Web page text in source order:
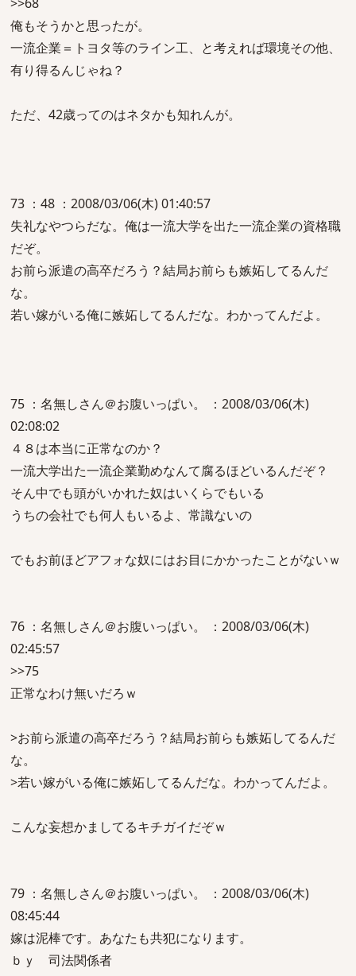
俺もそうかと思ったが。
一流企業＝トヨタ等のライン工、と考えれば環境その他、
有り得るんじゃね？
ただ、42歳ってのはネタかも知れんが。
73 ：48 ：2008/03/06(木) 01:40:57
失礼なやつらだな。俺は一流大学を出た一流企業の資格職
だぞ。
お前ら派遣の高卒だろう？結局お前らも嫉妬してるんだ
な。
若い嫁がいる俺に嫉妬してるんだな。わかってんだよ。
75 ：名無しさん＠お腹いっぱい。 ：2008/03/06(木)
02:08:02
４８は本当に正常なのか？
一流大学出た一流企業勤めなんて腐るほどいるんだぞ？
そん中でも頭がいかれた奴はいくらでもいる
うちの会社でも何人もいるよ、常識ないの
でもお前ほどアフォな奴にはお目にかかったことがないｗ
76 ：名無しさん＠お腹いっぱい。 ：2008/03/06(木)
02:45:57
>>75
正常なわけ無いだろｗ
>お前ら派遣の高卒だろう？結局お前らも嫉妬してるんだ
な。
>若い嫁がいる俺に嫉妬してるんだな。わかってんだよ。
こんな妄想かましてるキチガイだぞｗ
79 ：名無しさん＠お腹いっぱい。 ：2008/03/06(木)
08:45:44
嫁は泥棒です。あなたも共犯になります。
ｂｙ 司法関係者